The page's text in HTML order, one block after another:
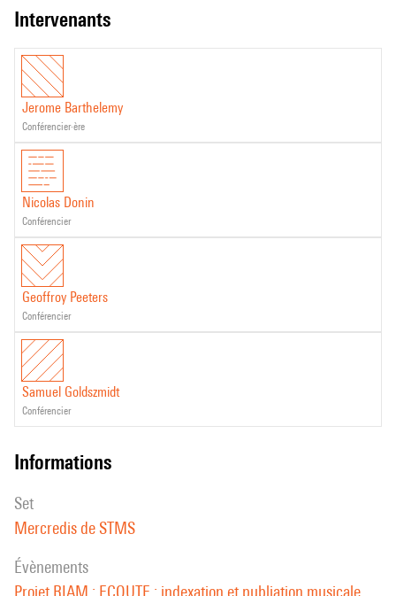
intervenants
Jerome Barthelemy
conférencier·ère
Nicolas Donin
conférencier
Geoffroy Peeters
conférencier
Samuel Goldszmidt
conférencier
informations
set
Mercredis de STMS
évènements
Projet RIAM : ECOUTE : indexation et publiation musicale